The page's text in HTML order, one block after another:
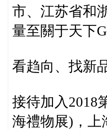
市、江苏省和
量至關于天下
看趋向、找新
接待加入2018
海禮物展)，上